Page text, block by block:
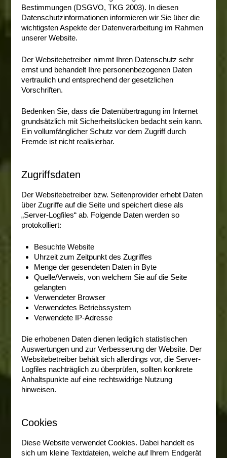
Bestimmungen (DSGVO, TKG 2003). In diesen
Datenschutzinformationen informieren wir Sie über die
wichtigsten Aspekte der Datenverarbeitung im Rahmen
unserer Website.
Der Websitebetreiber nimmt Ihren Datenschutz sehr
ernst und behandelt Ihre personenbezogenen Daten
vertraulich und entsprechend der gesetzlichen
Vorschriften.
Bedenken Sie, dass die Datenübertragung im Internet
grundsätzlich mit Sicherheitslücken bedacht sein kann.
Ein vollumfänglicher Schutz vor dem Zugriff durch
Fremde ist nicht realisierbar.
Zugriffsdaten
Der Websitebetreiber bzw. Seitenprovider erhebt Daten
über Zugriffe auf die Seite und speichert diese als
„Server-Logfiles“ ab. Folgende Daten werden so
protokolliert:
Besuchte Website
Uhrzeit zum Zeitpunkt des Zugriffes
Menge der gesendeten Daten in Byte
Quelle/Verweis, von welchem Sie auf die Seite
gelangten
Verwendeter Browser
Verwendetes Betriebssystem
Verwendete IP-Adresse
Die erhobenen Daten dienen lediglich statistischen
Auswertungen und zur Verbesserung der Website. Der
Websitebetreiber behält sich allerdings vor, die Server-
Logfiles nachträglich zu überprüfen, sollten konkrete
Anhaltspunkte auf eine rechtswidrige Nutzung
hinweisen.
Cookies
Diese Website verwendet Cookies. Dabei handelt es
sich um kleine Textdateien, welche auf Ihrem Endgerät